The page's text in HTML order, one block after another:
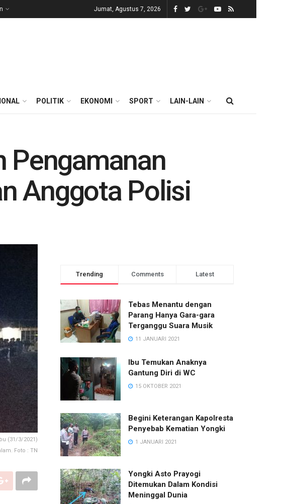
Jumat, Agustus 7, 2026
POLITIK EKONOMI SPORT LAIN-LAIN
Pengamanan
Anggota Polisi
(31/3/2021)
Foto : TN
Trending Comments Latest
Tebas Menantu dengan
Parang Hanya Gara-gara
Terganggu Suara Musik
11 JANUARI 2021
Ibu Temukan Anaknya
Gantung Diri di WC
15 OKTOBER 2021
Begini Keterangan Kapolresta
Penyebab Kematian Yongki
1 JANUARI 2021
Yongki Asto Prayogi
Ditemukan Dalam Kondisi
Meninggal Dunia